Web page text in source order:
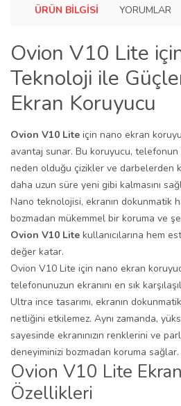
ÜRÜN BILGISI YORUMLAR
Ovion V10 Lite
Teknoloji ile
Ekran Koruyucu
Ovion V10 Lite için nano ekran
avantaj sunar. Bu koruyucu, telefonun
neden olduğu çizikler ve darbelerden
daha uzun süre yeni gibi kalmasını
Nano teknolojisi, ekranın dokunmatik
bozmadan mükemmel bir koruma ve
Ovion V10 Lite kullanıcılarına hem
değer katar.
Ovion V10 Lite için nano ekran
telefonunuzun ekranını en sık
Ultra ince tasarımı, ekranın
netliğini etkilemez. Aynı zamanda,
sayesinde ekranınızın renklerini ve
deneyiminizi bozmadan koruma sağlar.
Ovion V10 Lite
Özellikleri